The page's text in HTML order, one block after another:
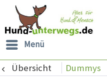
Menü
Übersicht Dummys